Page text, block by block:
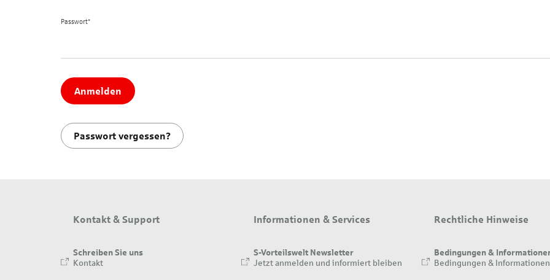
Passwort*
Anmelden
Passwort vergessen?
Kontakt & Support
Schreiben Sie uns
Kontakt
Informationen & Services
S-Vorteilswelt Newsletter
Jetzt anmelden und informiert bleiben
Rechtliche Hinweise
Bedingungen &
Bedingungen & Informationen